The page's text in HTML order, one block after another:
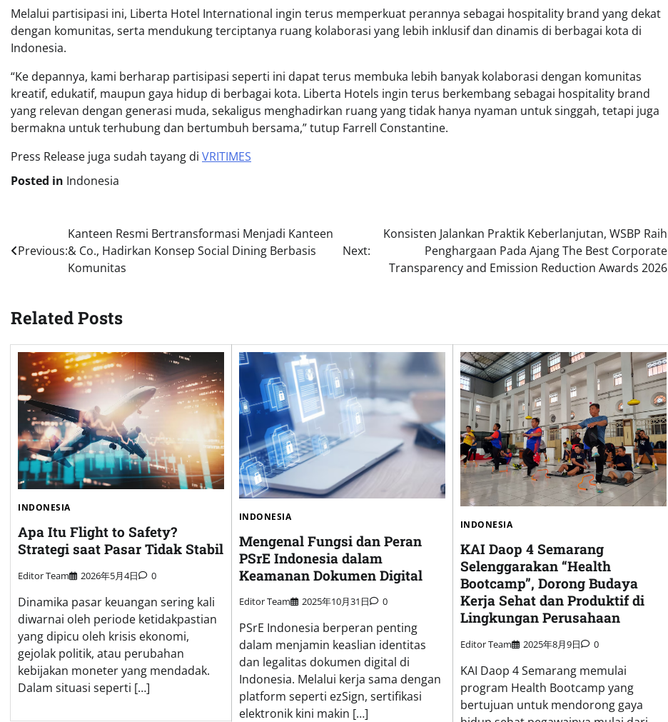
Melalui partisipasi ini, Liberta Hotel International ingin terus memperkuat perannya sebagai hospitality brand yang dekat
dengan komunitas, serta mendukung terciptanya ruang kolaborasi yang lebih inklusif dan dinamis di berbagai kota di
Indonesia.
“Ke depannya, kami berharap partisipasi seperti ini dapat terus membuka lebih banyak kolaborasi dengan komunitas
kreatif, edukatif, maupun gaya hidup di berbagai kota. Liberta Hotels ingin terus berkembang sebagai hospitality brand
yang relevan dengan generasi muda, sekaligus menghadirkan ruang yang tidak hanya nyaman untuk singgah, tetapi juga
bermakna untuk terhubung dan bertumbuh bersama,” tutup Farrell Constantine.
Press Release juga sudah tayang di VRITIMES
Posted in Indonesia
navigation
Previous:
Kanteen Resmi Bertransformasi Menjadi Kanteen
& Co., Hadirkan Konsep Social Dining Berbasis
Komunitas
Next:
Konsisten Jalankan Praktik Keberlanjutan, WSBP Raih
Penghargaan Pada Ajang The Best Corporate
Transparency and Emission Reduction Awards 2026
Related Posts
INDONESIA
Apa Itu Flight to Safety?
Strategi saat Pasar Tidak Stabil
Editor Team 2026年5月4日 0
Dinamika pasar keuangan sering kali
diwarnai oleh periode ketidakpastian
yang dipicu oleh krisis ekonomi,
gejolak politik, atau perubahan
kebijakan moneter yang mendadak.
Dalam situasi seperti […]
INDONESIA
Mengenal Fungsi dan Peran
PSrE Indonesia dalam
Keamanan Dokumen Digital
Editor Team 2025年10月31日 0
PSrE Indonesia berperan penting
dalam menjamin keaslian identitas
dan legalitas dokumen digital di
Indonesia. Melalui kerja sama dengan
platform seperti ezSign, sertifikasi
elektronik kini makin […]
INDONESIA
KAI Daop 4 Semarang
Selenggarakan “Health
Bootcamp”, Dorong Budaya
Kerja Sehat dan Produktif di
Lingkungan Perusahaan
Editor Team 2025年8月9日 0
KAI Daop 4 Semarang memulai
program Health Bootcamp yang
bertujuan untuk mendorong gaya